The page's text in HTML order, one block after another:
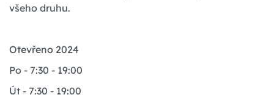
všeho druhu.
Otevřeno 2024
Po - 7:30 - 19:00
Út - 7:30 - 19:00